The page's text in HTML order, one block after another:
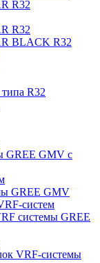
R32
R32
BLACK R32
R32
GREE GMV с
GREE GMV
систем
системы GREE
VRF-системы